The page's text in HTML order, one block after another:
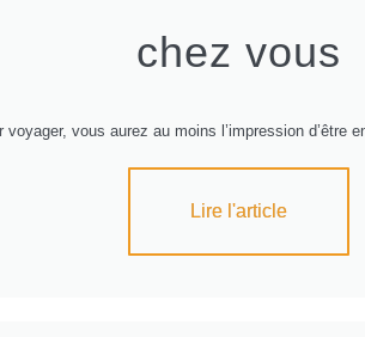
chez vous
voyager, vous aurez au moins l’impression d’être
Lire l'article